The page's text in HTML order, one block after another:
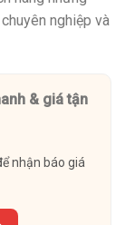
nghiệp và
& giá tận
nhận báo giá